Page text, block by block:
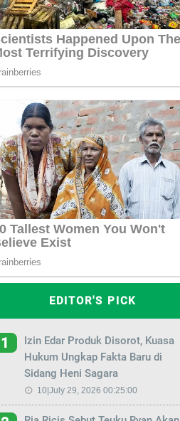
EDITOR'S PICK
1
Izin Edar Produk Disorot, Kuasa
Hukum Ungkap Fakta Baru di
Sidang Heni Sagara
10|July 29, 2026 00:25:00